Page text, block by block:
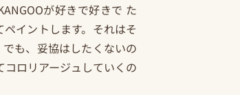
が好きで好きで た
イントします。それはそ
も、妥協はしたくないの
ロリアージュしていくの